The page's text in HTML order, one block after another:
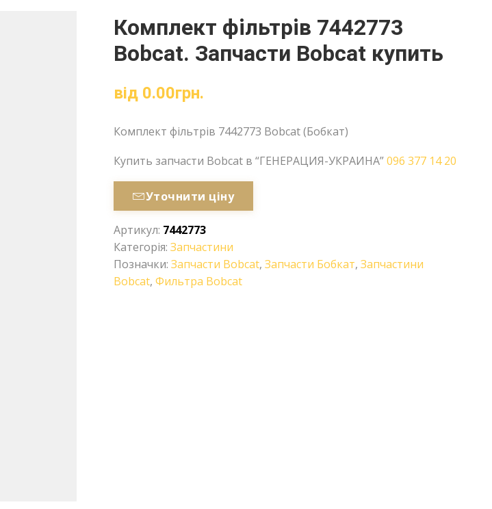
Комплект фільтрів 7442773
Bobcat. Запчасти Bobcat купить
від 0.00грн.
Комплект фільтрів 7442773 Bobcat (Бобкат)
Купить запчасти Bobcat в “ГЕНЕРАЦИЯ-УКРАИНА”096 377 14 20
Уточнити ціну
Артикул: 7442773
Категорія:Запчастини
Позначки:Запчасти Bobcat,Запчасти Бобкат,Запчастини
Bobcat,Фильтра Bobcat